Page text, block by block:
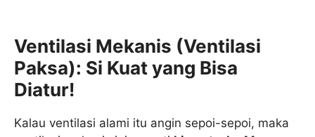
Ventilasi Mekanis (Ventilasi
Paksa): Si Kuat yang Bisa
Diatur!
Kalau ventilasi alami itu angin sepoi-sepoi, maka